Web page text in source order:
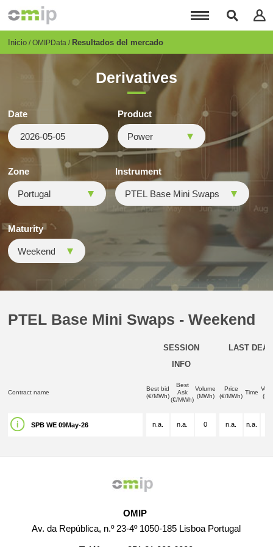
principal
Breadcrumb
Inicio OMIPData Resultados del mercado
Derivatives
Date Product
Zone Instrument
Maturity
PTEL Base Mini Swaps - Weekend
SESSION
INFO
LAST DEAL
Contract name
Best bid
(€/MWh)
Best
Ask
(€/MWh)
Volume
(MWh)
Price
(€/MWh)
Time
SPB WE 09May-26 n.a. n.a. 0 n.a. n.a.
OMIP
Av. da República, n.º 23-4º 1050-185 Lisboa Portugal